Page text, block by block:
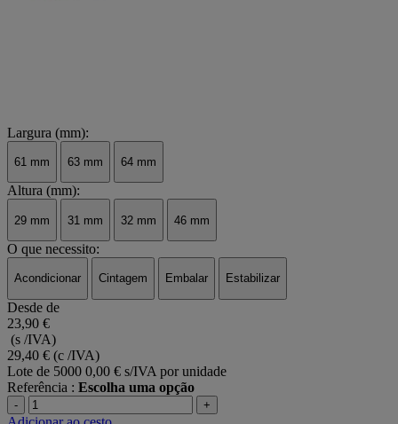
Largura (mm):
61 mm 63 mm 64 mm
Altura (mm):
29 mm 31 mm 32 mm 46 mm
O que necessito:
Acondicionar Cintagem Embalar Estabilizar
Desde de
23,90 €
(s /IVA)
29,40 € (c /IVA)
Lote de 5000 0,00 € s/IVA por unidade
Referência : Escolha uma opção
- +